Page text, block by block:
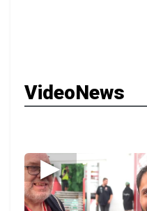
VideoNews
▶